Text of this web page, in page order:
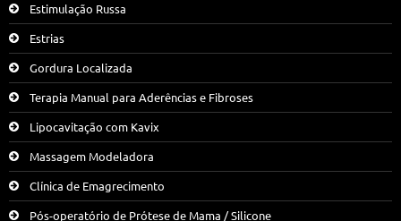
Estimulação Russa
Estrias
Gordura Localizada
Terapia Manual para Aderências e Fibroses
Lipocavitação com Kavix
Massagem Modeladora
Clínica de Emagrecimento
Pós-operatório de Prótese de Mama / Silicone